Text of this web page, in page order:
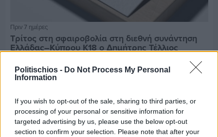
Politischios - Do Not Process My Personal
Information
If you wish to opt-out of the sale, sharing to third parties, or
processing of your personal or sensitive information for
targeted advertising by us, please use the below opt-out
section to confirm your selection. Please note that after your
Πριν 7 ημέρες
Τρίτος στη σφαιροβολία στη διεθνή συνάντηση
Ελλάδας–Κύπρου Κ18 ο Δημήτρης Τέλλιος